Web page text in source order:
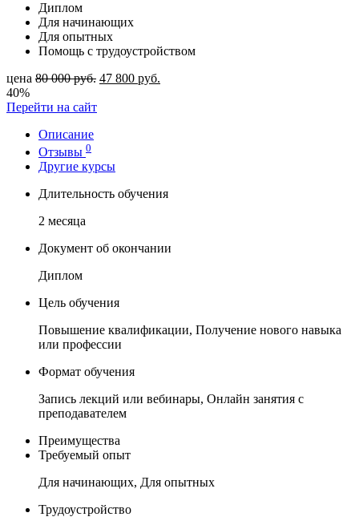
Диплом
Для начинающих
Для опытных
Помощь с трудоустройством
цена 80 000руб. 47 800 руб.
40%
Перейти на сайт
Описание
Отзывы 0
Другие курсы
Длительность обучения
2 месяца
Документ об окончании
Диплом
Цель обучения
Повышение квалификации, Получение нового навыка
или профессии
Формат обучения
Запись лекций или вебинары, Онлайн занятия с
преподавателем
Преимущества
Требуемый опыт
Для начинающих, Для опытных
Трудоустройство